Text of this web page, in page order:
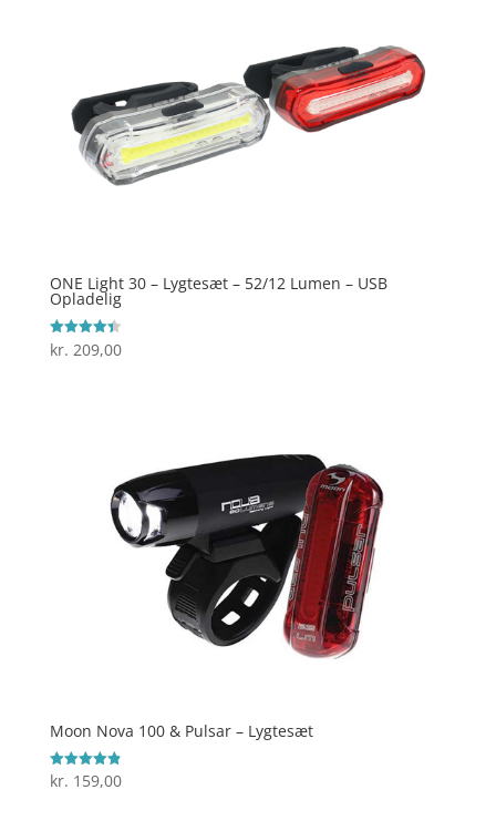
ONE Light 30 – Lygtesæt – 52/12 Lumen – USB
Opladelig
Vurderet
4.4
kr. 209,00
Moon Nova 100 & Pulsar – Lygtesæt
Vurderet
4.9
kr. 159,00